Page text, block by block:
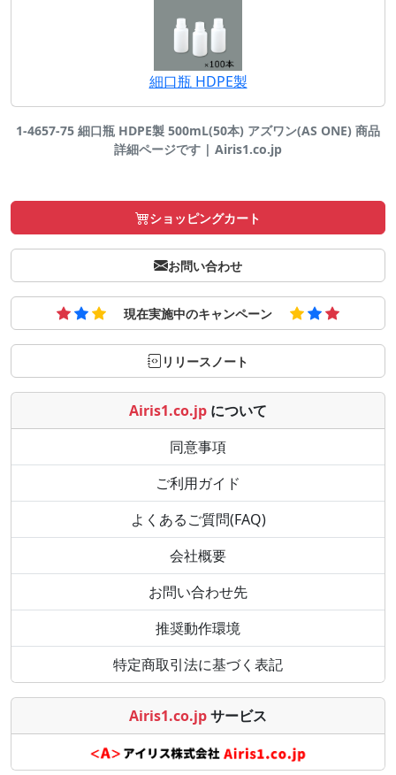
細口瓶 HDPE製
1-4657-75 細口瓶 HDPE製 500mL(50本) アズワン(AS ONE) 商品
詳細ページです | Airis1.co.jp
ショッピングカート
お問い合わせ
現在実施中のキャンペーン
リリースノート
Airis1.co.jp について
同意事項
ご利用ガイド
よくあるご質問(FAQ)
会社概要
お問い合わせ先
推奨動作環境
特定商取引法に基づく表記
Airis1.co.jpサービス